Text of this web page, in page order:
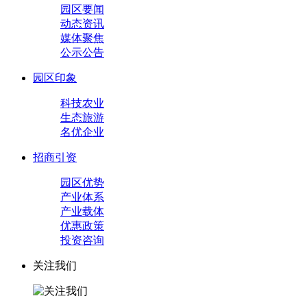
园区要闻
动态资讯
媒体聚焦
公示公告
园区印象
科技农业
生态旅游
名优企业
招商引资
园区优势
产业体系
产业载体
优惠政策
投资咨询
关注我们